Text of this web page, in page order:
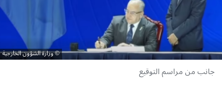
وزارة الشؤون الخارجية
جانب من مراسم التوقيع